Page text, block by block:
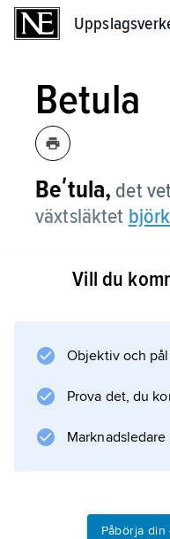
Betula
Beʹtula, det
växtsläktet
Vill du
Objektiv och
Prova det, du
Marknadsledare
Påbörja